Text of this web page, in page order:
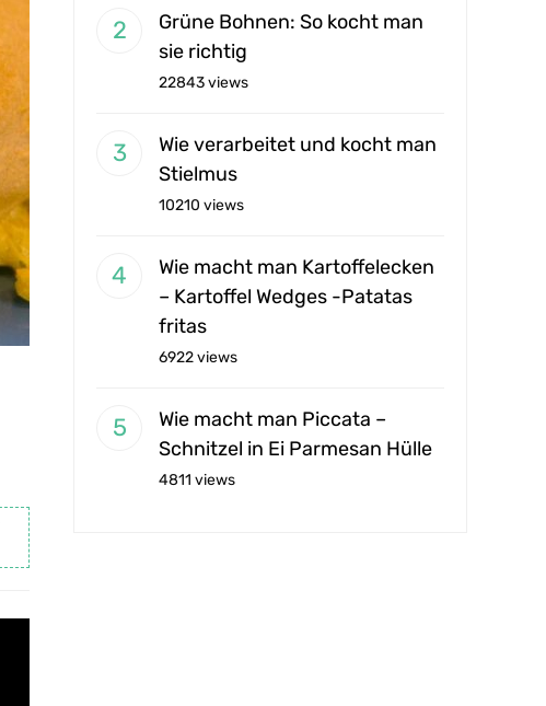
Grüne Bohnen: So kocht man
sie richtig
22843 views
Wie verarbeitet und kocht man
Stielmus
10210 views
Wie macht man Kartoffelecken
– Kartoffel Wedges -Patatas
fritas
6922 views
Wie macht man Piccata –
Schnitzel in Ei Parmesan Hülle
4811 views